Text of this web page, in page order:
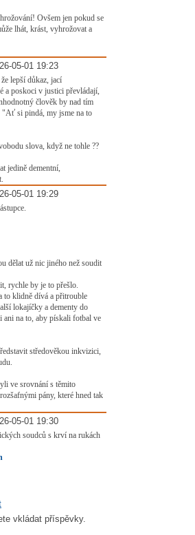
Ovšem jen pokud se
lhát, krást, vyhrožovat a
05-01 19:23
lepší důkaz, jací
a poskoci v justici převládají,
člověk by nad tím
si pindá, my jsme na to
slova, když ne tohle ??
jedině dementní,
05-01 19:29
dělat už nic jiného než soudit
rychle by je to přešlo.
to klidně dívá a přitrouble
lokajíčky a dementy do
ani na to, aby pískali fotbal ve
středověkou inkvizici,
ve srovnání s těmito
pány, které hned tak
05-01 19:30
soudců s krví na rukách
vkládat příspěvky.